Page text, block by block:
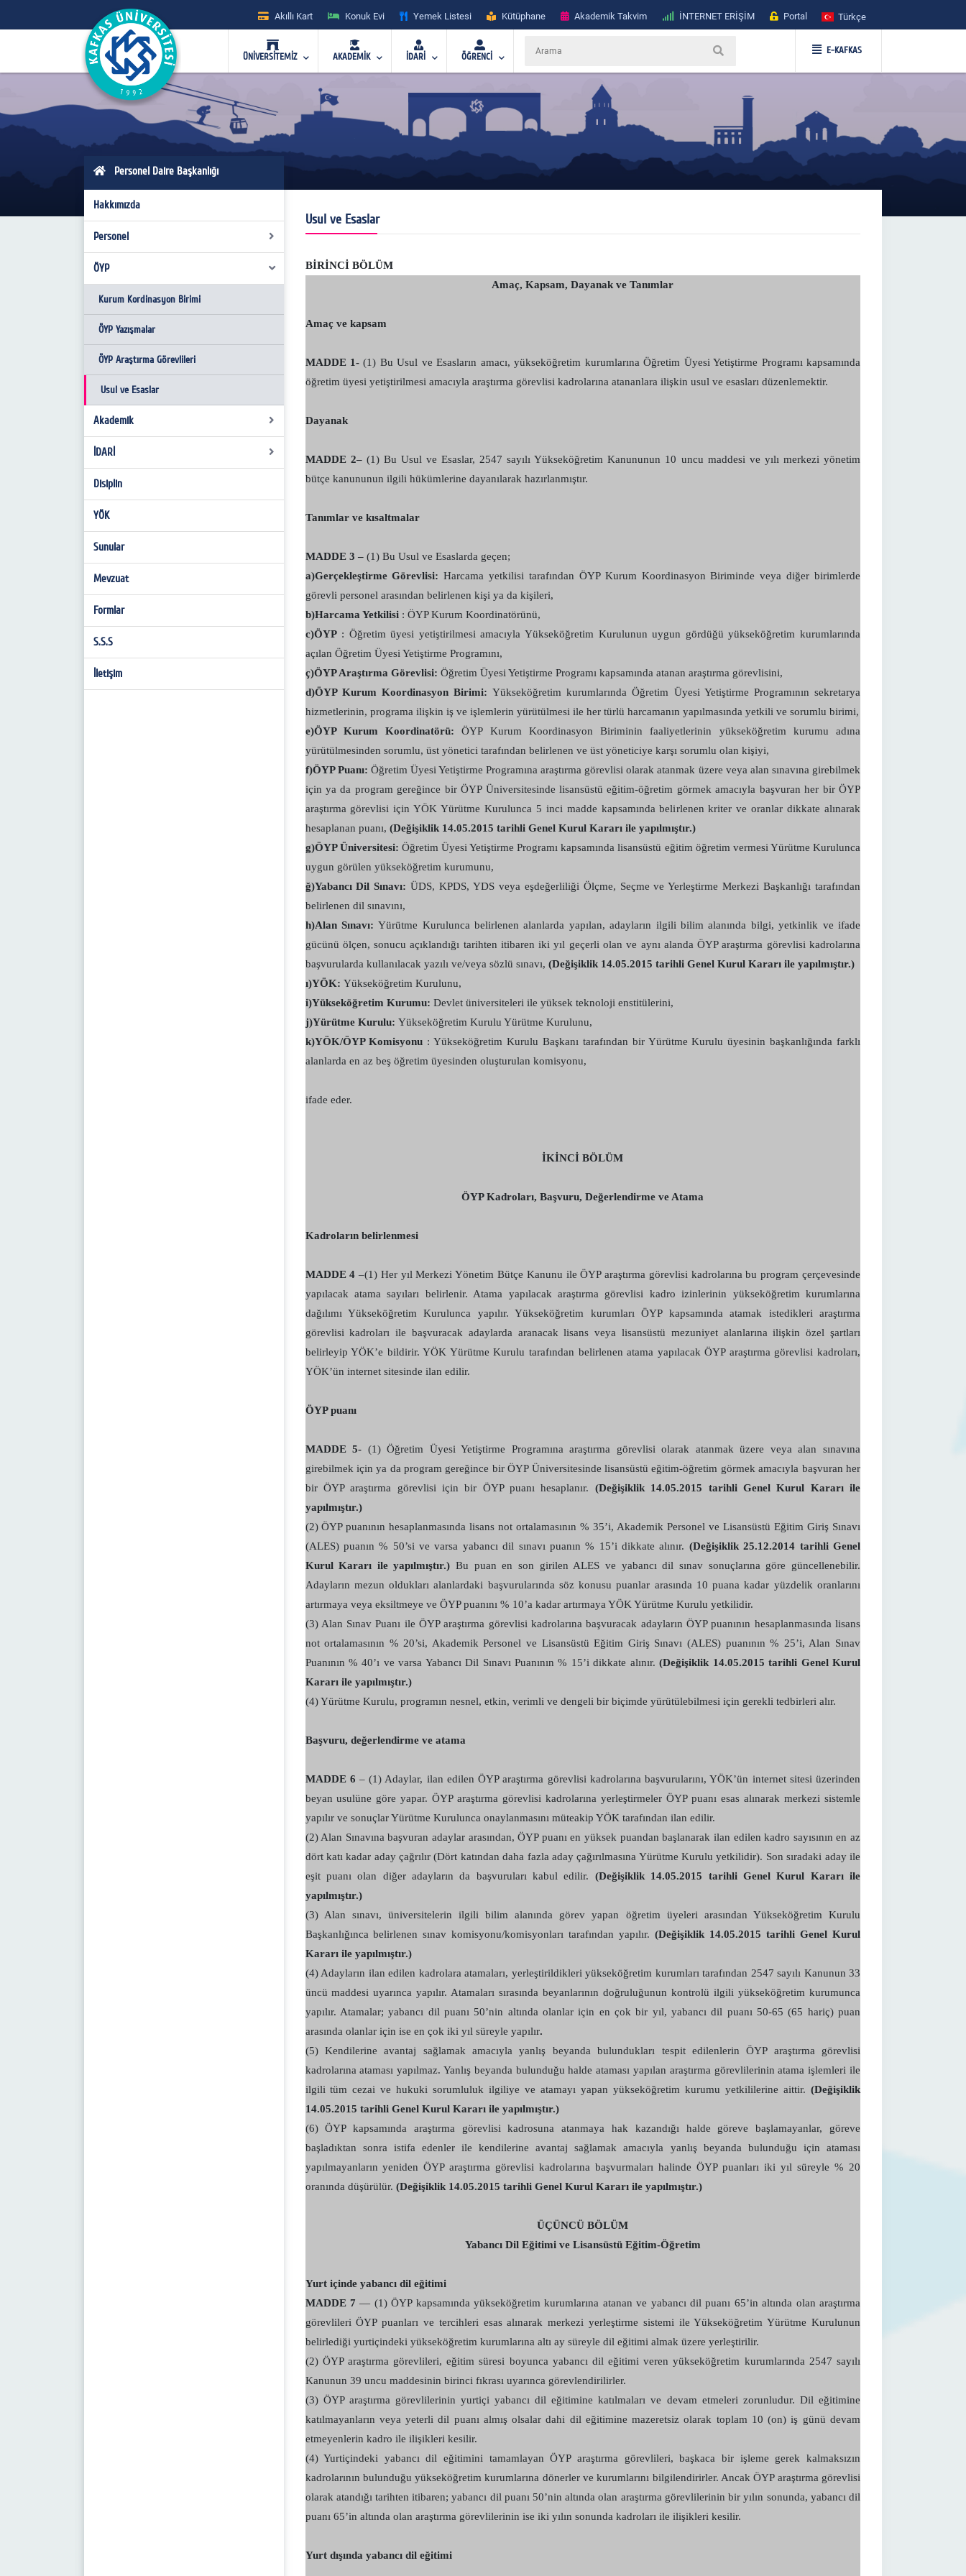
Akıllı Kart Konuk Evi Yemek Listesi Kütüphane Akademik Takvim İNTERNET ERİŞİM Portal Türkçe
ÜNİVERSİTEMİZ AKADEMİK İDARİ ÖĞRENCİ
E-KAFKAS
Personel Daire Başkanlığı
Hakkımızda
Personel
Görev Yetki ve Sorumluluklar
Organizasyon Şeması
Birim Personelleri
İş Akışı Süreçleri
Hassas Görevler
Hizmet Envanteri Standartları
ÖYP
Kurum Kordinasyon Birimi
ÖYP Yazışmalar
ÖYP Araştırma Görevlileri
Usul ve Esaslar
Akademik
Atama Kriterleri
Akademik Teşvik
Yabancı Uyruklu
İDARİ
Miadlı Evrak
Disiplin
YÖK
Sunular
Mevzuat
Formlar
S.S.S
İletişim
Usul ve Esaslar
BİRİNCİ BÖLÜM
Amaç, Kapsam, Dayanak ve Tanımlar
Amaç ve kapsam
MADDE 1-(1) Bu Usul ve Esasların amacı, yükseköğretim kurumlarına Öğretim Üyesi Yetiştirme Programı kapsamında
öğretim üyesi yetiştirilmesi amacıyla araştırma görevlisi kadrolarına atananlara ilişkin usul ve esasları düzenlemektir.
Dayanak
MADDE 2– (1) Bu Usul ve Esaslar, 2547 sayılı Yükseköğretim Kanununun 10 uncu maddesi ve yılı merkezi yönetim
bütçe kanununun ilgili hükümlerine dayanılarak hazırlanmıştır.
Tanımlar ve kısaltmalar
MADDE 3 – (1) Bu Usul ve Esaslarda geçen;
a)Gerçekleştirme Görevlisi: Harcama yetkilisi tarafından ÖYP Kurum Koordinasyon Biriminde veya diğer birimlerde
görevli personel arasından belirlenen kişi ya da kişileri,
b)Harcama Yetkilisi: ÖYP Kurum Koordinatörünü,
c)ÖYP: Öğretim üyesi yetiştirilmesi amacıyla Yükseköğretim Kurulunun uygun gördüğü yükseköğretim kurumlarında
açılan Öğretim Üyesi Yetiştirme Programını,
ç)ÖYP Araştırma Görevlisi: Öğretim Üyesi Yetiştirme Programı kapsamında atanan araştırma görevlisini,
d)ÖYP Kurum Koordinasyon Birimi: Yükseköğretim kurumlarında Öğretim Üyesi Yetiştirme Programının sekretarya
hizmetlerinin, programa ilişkin iş ve işlemlerin yürütülmesi ile her türlü harcamanın yapılmasında yetkili ve sorumlu birimi,
e)ÖYP Kurum Koordinatörü: ÖYP Kurum Koordinasyon Biriminin faaliyetlerinin yükseköğretim kurumu adına
yürütülmesinden sorumlu, üst yönetici tarafından belirlenen ve üst yöneticiye karşı sorumlu olan kişiyi,
f)ÖYP Puanı: Öğretim Üyesi Yetiştirme Programına araştırma görevlisi olarak atanmak üzere veya alan sınavına girebilmek
için ya da program gereğince bir ÖYP Üniversitesinde lisansüstü eğitim-öğretim görmek amacıyla başvuran her bir ÖYP
araştırma görevlisi için YÖK Yürütme Kurulunca 5 inci madde kapsamında belirlenen kriter ve oranlar dikkate alınarak
hesaplanan puanı, (Değişiklik 14.05.2015 tarihli Genel Kurul Kararı ile yapılmıştır.)
g)ÖYP Üniversitesi: Öğretim Üyesi Yetiştirme Programı kapsamında lisansüstü eğitim öğretim vermesi Yürütme Kurulunca
uygun görülen yükseköğretim kurumunu,
ğ)Yabancı Dil Sınavı: ÜDS, KPDS, YDS veya eşdeğerliliği Ölçme, Seçme ve Yerleştirme Merkezi Başkanlığı tarafından
belirlenen dil sınavını,
h)Alan Sınavı: Yürütme Kurulunca belirlenen alanlarda yapılan, adayların ilgili bilim alanında bilgi, yetkinlik ve ifade
gücünü ölçen, sonucu açıklandığı tarihten itibaren iki yıl geçerli olan ve aynı alanda ÖYP araştırma görevlisi kadrolarına
başvurularda kullanılacak yazılı ve/veya sözlü sınavı, (Değişiklik 14.05.2015 tarihli Genel Kurul Kararı ile yapılmıştır.)
ı)YÖK: Yükseköğretim Kurulunu,
i)Yükseköğretim Kurumu: Devlet üniversiteleri ile yüksek teknoloji enstitülerini,
j)Yürütme Kurulu: Yükseköğretim Kurulu Yürütme Kurulunu,
k)YÖK/ÖYP Komisyonu : Yükseköğretim Kurulu Başkanı tarafından bir Yürütme Kurulu üyesinin başkanlığında farklı
alanlarda en az beş öğretim üyesinden oluşturulan komisyonu,
ifade eder.
İKİNCİ BÖLÜM
ÖYP Kadroları, Başvuru, Değerlendirme ve Atama
Kadroların belirlenmesi
MADDE 4–(1) Her yıl Merkezi Yönetim Bütçe Kanunu ile ÖYP araştırma görevlisi kadrolarına bu program çerçevesinde
yapılacak atama sayıları belirlenir. Atama yapılacak araştırma görevlisi kadro izinlerinin yükseköğretim kurumlarına
dağılımı Yükseköğretim Kurulunca yapılır. Yükseköğretim kurumları ÖYP kapsamında atamak istedikleri araştırma
görevlisi kadroları ile başvuracak adaylarda aranacak lisans veya lisansüstü mezuniyet alanlarına ilişkin özel şartları
belirleyip YÖK’e bildirir. YÖK Yürütme Kurulu tarafından belirlenen atama yapılacak ÖYP araştırma görevlisi kadroları,
YÖK’ün internet sitesinde ilan edilir.
ÖYP puanı
MADDE 5- (1) Öğretim Üyesi Yetiştirme Programına araştırma görevlisi olarak atanmak üzere veya alan sınavına
girebilmek için ya da program gereğince bir ÖYP Üniversitesinde lisansüstü eğitim-öğretim görmek amacıyla başvuran her
bir ÖYP araştırma görevlisi için bir ÖYP puanı hesaplanır. (Değişiklik 14.05.2015 tarihli Genel Kurul Kararı ile
yapılmıştır.)
(2) ÖYP puanının hesaplanmasında lisans not ortalamasının % 35’i, Akademik Personel ve Lisansüstü Eğitim Giriş Sınavı
(ALES) puanın % 50’si ve varsa yabancı dil sınavı puanın % 15’i dikkate alınır. (Değişiklik 25.12.2014 tarihli Genel
Kurul Kararı ile yapılmıştır.)Bu puan en son girilen ALES ve yabancı dil sınav sonuçlarına göre güncellenebilir.
Adayların mezun oldukları alanlardaki başvurularında söz konusu puanlar arasında 10 puana kadar yüzdelik oranlarını
artırmaya veya eksiltmeye ve ÖYP puanını % 10’a kadar artırmaya YÖK Yürütme Kurulu yetkilidir.
(3) Alan Sınav Puanı ile ÖYP araştırma görevlisi kadrolarına başvuracak adayların ÖYP puanının hesaplanmasında lisans
not ortalamasının % 20’si, Akademik Personel ve Lisansüstü Eğitim Giriş Sınavı (ALES) puanının % 25’i, Alan Sınav
Puanının % 40’ı ve varsa Yabancı Dil Sınavı Puanının % 15’i dikkate alınır.(Değişiklik 14.05.2015 tarihli Genel Kurul
Kararı ile yapılmıştır.)
(4) Yürütme Kurulu, programın nesnel, etkin, verimli ve dengeli bir biçimde yürütülebilmesi için gerekli tedbirleri alır.
Başvuru, değerlendirme ve atama
MADDE 6 – (1) Adaylar, ilan edilen ÖYP araştırma görevlisi kadrolarına başvurularını, YÖK’ün internet sitesi üzerinden
beyan usulüne göre yapar. ÖYP araştırma görevlisi kadrolarına yerleştirmeler ÖYP puanı esas alınarak merkezi sistemle
yapılır ve sonuçlar Yürütme Kurulunca onaylanmasını müteakip YÖK tarafından ilan edilir.
(2) Alan Sınavına başvuran adaylar arasından, ÖYP puanı en yüksek puandan başlanarak ilan edilen kadro sayısının en az
dört katı kadar aday çağrılır (Dört katından daha fazla aday çağırılmasına Yürütme Kurulu yetkilidir). Son sıradaki aday ile
eşit puanı olan diğer adayların da başvuruları kabul edilir. (Değişiklik 14.05.2015 tarihli Genel Kurul Kararı ile
yapılmıştır.)
(3) Alan sınavı, üniversitelerin ilgili bilim alanında görev yapan öğretim üyeleri arasından Yükseköğretim Kurulu
Başkanlığınca belirlenen sınav komisyonu/komisyonları tarafından yapılır.(Değişiklik 14.05.2015 tarihli Genel Kurul
Kararı ile yapılmıştır.)
(4) Adayların ilan edilen kadrolara atamaları, yerleştirildikleri yükseköğretim kurumları tarafından 2547 sayılı Kanunun 33
üncü maddesi uyarınca yapılır. Atamaları sırasında beyanlarının doğruluğunun kontrolü ilgili yükseköğretim kurumunca
yapılır. Atamalar; yabancı dil puanı 50’nin altında olanlar için en çok bir yıl, yabancı dil puanı 50-65 (65 hariç) puan
arasında olanlar için ise en çok iki yıl süreyle yapılır.
(5) Kendilerine avantaj sağlamak amacıyla yanlış beyanda bulundukları tespit edilenlerin ÖYP araştırma görevlisi
kadrolarına ataması yapılmaz. Yanlış beyanda bulunduğu halde ataması yapılan araştırma görevlilerinin atama işlemleri ile
ilgili tüm cezai ve hukuki sorumluluk ilgiliye ve atamayı yapan yükseköğretim kurumu yetkililerine aittir. (Değişiklik
14.05.2015 tarihli Genel Kurul Kararı ile yapılmıştır.)
(6) ÖYP kapsamında araştırma görevlisi kadrosuna atanmaya hak kazandığı halde göreve başlamayanlar, göreve
başladıktan sonra istifa edenler ile kendilerine avantaj sağlamak amacıyla yanlış beyanda bulunduğu için ataması
yapılmayanların yeniden ÖYP araştırma görevlisi kadrolarına başvurmaları halinde ÖYP puanları iki yıl süreyle % 20
oranında düşürülür. (Değişiklik 14.05.2015 tarihli Genel Kurul Kararı ile yapılmıştır.)
ÜÇÜNCÜ BÖLÜM
Yabancı Dil Eğitimi ve Lisansüstü Eğitim-Öğretim
Yurt içinde yabancı dil eğitimi
MADDE 7— (1) ÖYP kapsamında yükseköğretim kurumlarına atanan ve yabancı dil puanı 65’in altında olan araştırma
görevlileri ÖYP puanları ve tercihleri esas alınarak merkezi yerleştirme sistemi ile Yükseköğretim Yürütme Kurulunun
belirlediği yurtiçindeki yükseköğretim kurumlarına altı ay süreyle dil eğitimi almak üzere yerleştirilir.
(2) ÖYP araştırma görevlileri, eğitim süresi boyunca yabancı dil eğitimi veren yükseköğretim kurumlarında 2547 sayılı
Kanunun 39 uncu maddesinin birinci fıkrası uyarınca görevlendirilirler.
(3) ÖYP araştırma görevlilerinin yurtiçi yabancı dil eğitimine katılmaları ve devam etmeleri zorunludur. Dil eğitimine
katılmayanların veya yeterli dil puanı almış olsalar dahi dil eğitimine mazeretsiz olarak toplam 10 (on) iş günü devam
etmeyenlerin kadro ile ilişikleri kesilir.
(4) Yurtiçindeki yabancı dil eğitimini tamamlayan ÖYP araştırma görevlileri, başkaca bir işleme gerek kalmaksızın
kadrolarının bulunduğu yükseköğretim kurumlarına dönerler ve kurumlarını bilgilendirirler. Ancak ÖYP araştırma görevlisi
olarak atandığı tarihten itibaren; yabancı dil puanı 50’nin altında olan araştırma görevlilerinin bir yılın sonunda, yabancı dil
puanı 65’in altında olan araştırma görevlilerinin ise iki yılın sonunda kadroları ile ilişikleri kesilir.
Yurt dışında yabancı dil eğitimi